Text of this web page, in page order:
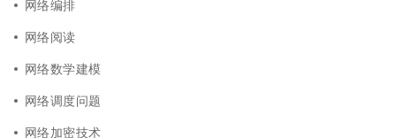
网络编排
网络阅读
网络数学建模
网络调度问题
网络加密技术